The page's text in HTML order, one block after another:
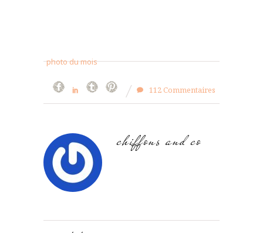
photo du mois
112 Commentaires
chiffons and co